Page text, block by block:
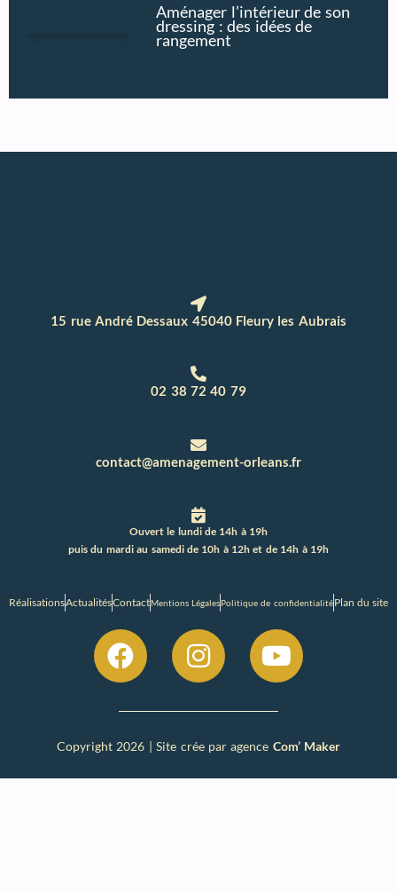
Aménager l’intérieur de son
dressing : des idées de
rangement
15 rue André Dessaux 45040 Fleury les Aubrais
02 38 72 40 79
contact@amenagement-orleans.fr
Ouvert le lundi de 14h à 19h
puis du mardi au samedi de 10h à 12h et de 14h à 19h
RéalisationsActualitésContactMentions LégalesPolitique de confidentialitéPlan du site
Copyright 2026 | Site crée par agence Com’ Maker